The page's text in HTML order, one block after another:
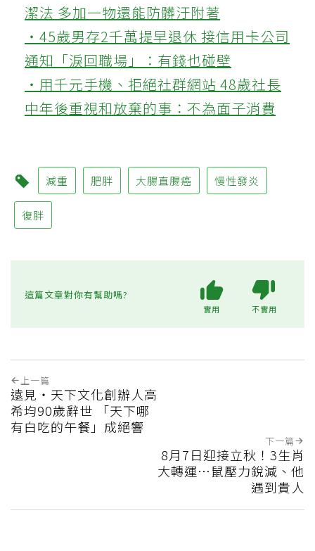
潔法 多加一物還能防髒汙附著
‧45歲男存2千萬提早退休 接信用卡公司
通知「淚回職場」：有錢也碰壁
‧用千元手機、拒絕社群網站 48歲社長
中年後重視和放棄的事：不為面子消費
減重 肥胖 大腸直腸癌 慢性發炎
復胖
這篇文章對你有幫助嗎?
實用 不實用
上一篇
遠見‧天下文化創辦人高
希均90歲辭世 「天下哪
有白吃的午餐」成絕響
下一篇
8月7日迎接立秋！3生肖
大轉運…鼠壓力銳減、他
遇到貴人